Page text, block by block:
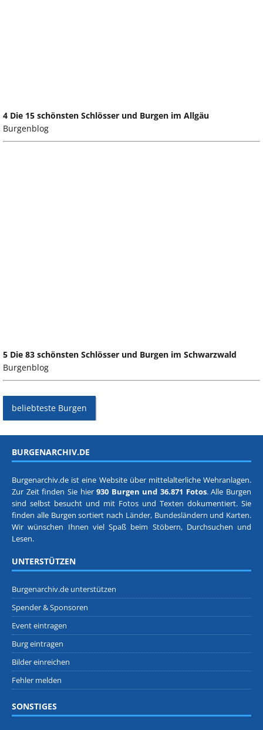
4 Die 15 schönsten Schlösser und Burgen im Allgäu
Burgenblog
5 Die 83 schönsten Schlösser und Burgen im Schwarzwald
Burgenblog
beliebteste Burgen
BURGENARCHIV.DE
Burgenarchiv.de ist eine Website über mittelalterliche Wehranlagen.
Zur Zeit finden Sie hier930 Burgen und 36.871 Fotos. Alle Burgen
sind selbst besucht und mit Fotos und Texten dokumentiert. Sie
finden alle Burgen sortiert nach Länder, Bundesländern und Karten.
Wir wünschen Ihnen viel Spaß beim Stöbern, Durchsuchen und
Lesen.
UNTERSTÜTZEN
Burgenarchiv.de unterstützen
Spender & Sponsoren
Event eintragen
Burg eintragen
Bilder einreichen
Fehler melden
SONSTIGES